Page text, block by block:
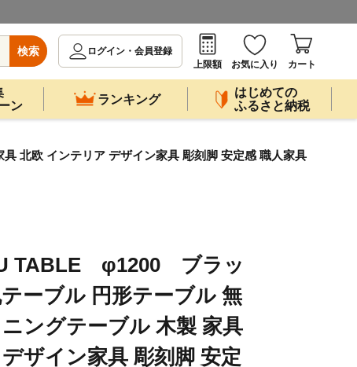
検索
ログイン・会員登録
上限額
お気に入り カート
ン
ランキング
はじめての
ふるさと納税
北欧 インテリア デザイン家具 彫刻脚 安定感 職人家具
TABLE φ1200 ブラッ
ーブル 円形テーブル 無
ングテーブル 木製 家具
ザイン家具 彫刻脚 安定